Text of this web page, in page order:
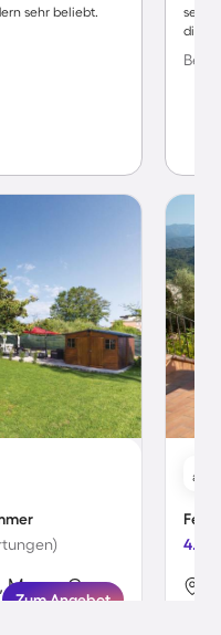
sehr beliebt.
Marina di Massa, Massa, Massa-Carrara
Zum Angebot
seine
die
ab
4.3